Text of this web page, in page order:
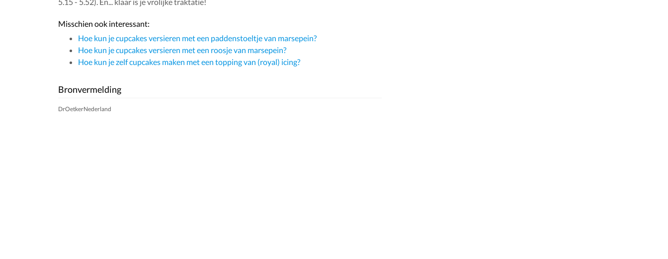
Misschien ook interessant:
Hoe kun je cupcakes versieren met een paddenstoeltje van marsepein?
Hoe kun je cupcakes versieren met een roosje van marsepein?
Hoe kun je zelf cupcakes maken met een topping van (royal) icing?
Bronvermelding
DrOetkerNederland